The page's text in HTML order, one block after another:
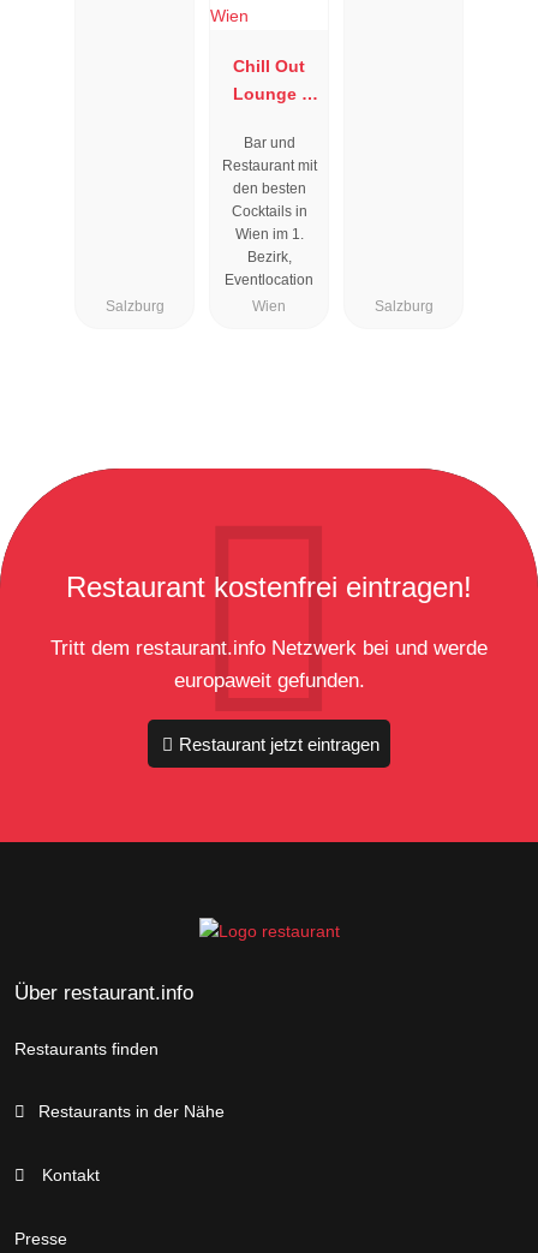
Salzburg
Chill Out
Lounge I
Wien
Bar und
Restaurant mit
den besten
Cocktails in
Wien im 1.
Bezirk,
Eventlocation
Wien
Salzburg
Restaurant kostenfrei eintragen!
Tritt dem restaurant.info Netzwerk bei und werde
europaweit gefunden.
Restaurant jetzt eintragen
Über restaurant.info
Restaurants finden
Restaurants in der Nähe
Kontakt
Presse